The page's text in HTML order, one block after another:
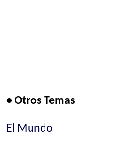
• Otros Temas
El Mundo